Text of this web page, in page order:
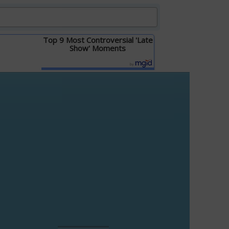
Top 9 Most Controversial 'Late
Show' Moments
Детальніше